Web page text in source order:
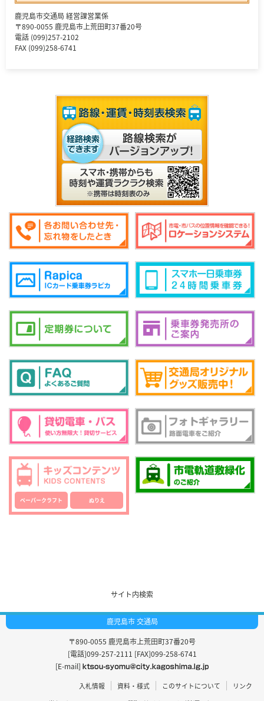
鹿児島市交通局 経営課営業係
〒890-0055 鹿児島市上荒田町37番20号
電話 (099)257-2102
FAX (099)258-6741
ペーパークラフト ぬりえ
サイト内検索
鹿児島市 交通局
〒890-0055 鹿児島市上荒田町37番20号
[電話]099-257-2111 [FAX]099-258-6741
[E-mail]
入札情報 資料・様式 このサイトについて リンク